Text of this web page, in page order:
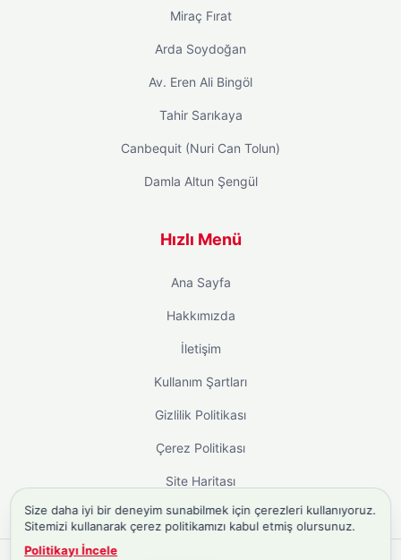
Miraç Fırat
Arda Soydoğan
Av. Eren Ali Bingöl
Tahir Sarıkaya
Canbequit (Nuri Can Tolun)
Damla Altun Şengül
Hızlı Menü
Ana Sayfa
Hakkımızda
İletişim
Kullanım Şartları
Gizlilik Politikası
Çerez Politikası
Site Haritası
Size daha iyi bir deneyim sunabilmek için çerezleri kullanıyoruz.
Sitemizi kullanarak çerez politikamızı kabul etmiş olursunuz.
Politikayı İncele